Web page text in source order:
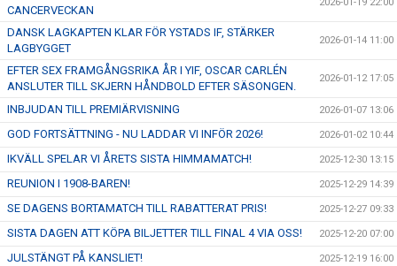
CANCERVECKAN
DANSK LAGKAPTEN KLAR FÖR YSTADS IF, STÄRKER
LAGBYGGET
2026-01-14 11:00
EFTER SEX FRAMGÅNGSRIKA ÅR I YIF, OSCAR CARLÉN
ANSLUTER TILL SKJERN HÅNDBOLD EFTER SÄSONGEN.
2026-01-12 17:05
INBJUDAN TILL PREMIÄRVISNING 2026-01-07 13:06
GOD FORTSÄTTNING - NU LADDAR VI INFÖR 2026! 2026-01-02 10:44
IKVÄLL SPELAR VI ÅRETS SISTA HIMMAMATCH! 2025-12-30 13:15
REUNION I 1908-BAREN! 2025-12-29 14:39
SE DAGENS BORTAMATCH TILL RABATTERAT PRIS! 2025-12-27 09:33
SISTA DAGEN ATT KÖPA BILJETTER TILL FINAL 4 VIA OSS! 2025-12-20 07:00
JULSTÄNGT PÅ KANSLIET! 2025-12-19 16:00